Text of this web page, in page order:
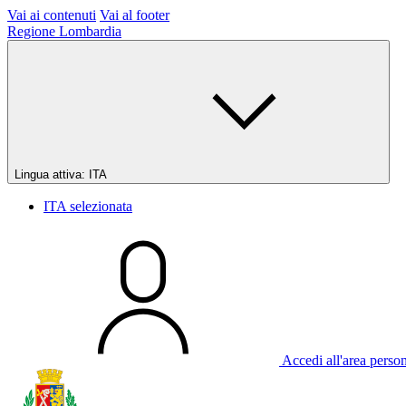
Vai ai contenuti Vai al footer
Regione Lombardia
Lingua attiva: ITA
ITA selezionata
Accedi all'area